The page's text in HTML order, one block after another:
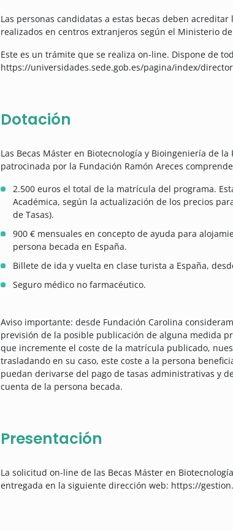
Las personas candidatas a estas becas deben
realizados en centros extranjeros según el Ministerio
Este es un trámite que se realiza on-line. Dispone de
https://universidades.sede.gob.es/pagina/index/
Dotación
Las Becas Máster en Biotecnología y Bioingeniería de
patrocinada por la Fundación Ramón Areces
2.500 euros el total de la matrícula del programa.
Académica, según la actualización de los precios
de Tasas).
900 € mensuales en concepto de ayuda para
persona becada en España.
Billete de ida y vuelta en clase turista a España,
Seguro médico no farmacéutico.
Aviso importante: desde Fundación Carolina
previsión de la posible publicación de alguna medida
que incremente el coste de la matrícula publicado,
trasladando en su caso, este coste a la persona
puedan derivarse del pago de tasas administrativas y
cuenta de la persona becada.
Presentación
La solicitud on-line de las Becas Máster en
entregada en la siguiente dirección web: https://